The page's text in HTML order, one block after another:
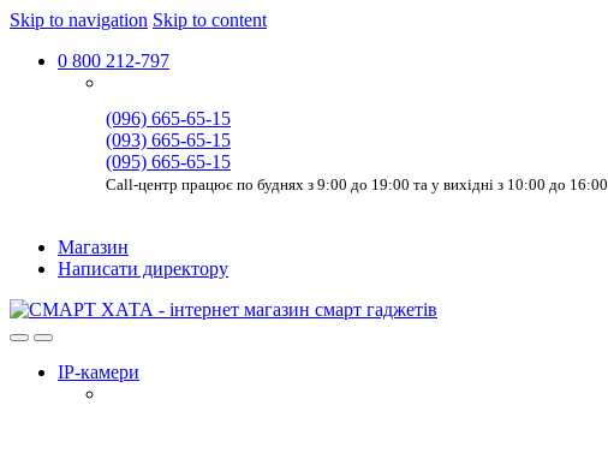
Skip to navigation Skip to content
0 800 212-797
(096) 665-65-15
(093) 665-65-15
(095) 665-65-15
Call-центр працює по буднях з 9:00 до 19:00 та у вихідні з 10:00 до 16:00
Магазин
Написати директору
IP-камери